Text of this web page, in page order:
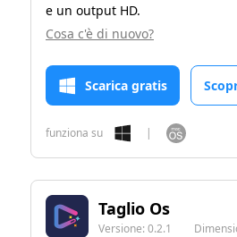
e un output HD.
Cosa c'è di nuovo?
Scarica gratis
funziona su |
Taglio Os
Versione: 0.2.1